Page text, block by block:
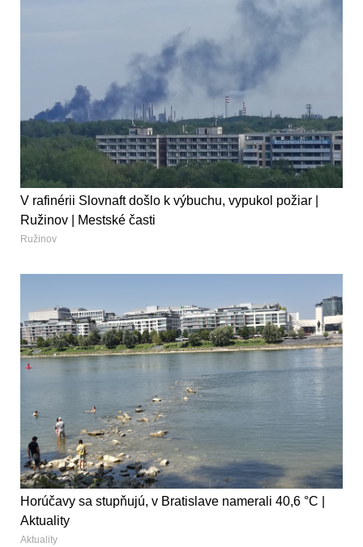
V rafinérii Slovnaft došlo k výbuchu, vypukol požiar |
Ružinov | Mestské časti
Ružinov
Horúčavy sa stupňujú, v Bratislave namerali 40,6 °C |
Aktuality
Aktuality